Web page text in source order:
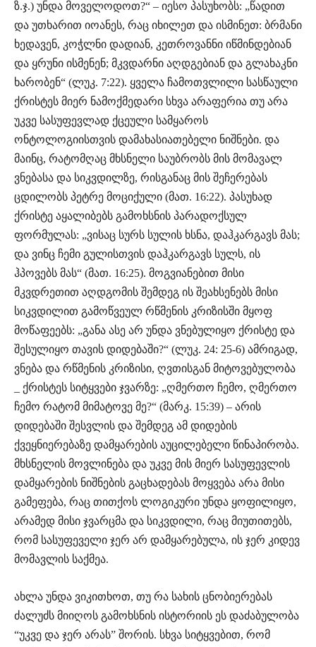
ზ.ჯ.) უნდა მოველოდოთ?“ – იესო პასუხობს: „წადით
და უთხარით იოანეს, რაც იხილეთ და ისმინეთ: ბრმანი
ხედავენ, კოჭლნი დადიან, კეთროვანნი იწმინდებიან
და ყრუნი ისმენენ; მკვდარნი აღდგებიან და გლახაკნი
ხარობენ“ (ლუკ. 7:22). ყველა ჩამოთვლილი სასწაული
ქრისტეს მიერ ნამოქმედარი სხვა არაფერია თუ არა
უკვე სასუფევლად ქცეული სამყაროს
ონტოლოგიისთვის დამახასიათებელი ნიშნები. და
მაინც, რატომღაც მხსნელი საუბრობს მის მომავალ
ვნებასა და სიკვდილზე, რისგანაც მის შეჩერებას
ცდილობს პეტრე მოციქული (მათ. 16:22). პასუხად
ქრისტე აყალიბებს გამოხსნის პარადოქსულ
ფორმულას: „ვისაც სურს სულის ხსნა, დაჰკარგავს მას;
და ვინც ჩემი გულისთვის დაჰკარგავს სულს, ის
ჰპოვებს მას“ (მათ. 16:25). მოგვიანებით მისი
მკვდრეთით აღდგომის შემდეგ ის შეახსენებს მისი
სიკვდილით გამოწვეულ რწმენის კრიზისში მყოფ
მოწაფეებს: „განა ასე არ უნდა ვნებულიყო ქრისტე და
შესულიყო თავის დიდებაში?“ (ლუკ. 24: 25-6) ამრიგად,
ვნება და რწმენის კრიზისი, ღვთისგან მიტოვებულობა
_ ქრისტეს სიტყვები ჯვარზე: „ღმერთო ჩემო, ღმერთო
ჩემო რატომ მიმატოვე მე?“ (მარკ. 15:39) – არის
დიდებაში შესვლის და შემდეგ ამ დიდების
ქვეყნიერებაზე დამყარების აუცილებელი წინაპირობა.
მხსნელის მოვლინება და უკვე მის მიერ სასუფევლის
დამყარების ნიშნების გაცხადებას მოყვება არა მისი
გამეფება, რაც თითქოს ლოგიკური უნდა ყოფილიყო,
არამედ მისი ჯვარცმა და სიკვდილი, რაც მიუთითებს,
რომ სასუფეველი ჯერ არ დამყარებულა, ის ჯერ კიდევ
მომავლის საქმეა.
ახლა უნდა ვიკითხოთ, თუ რა სახის ცნობიერებას
ძალუძს მიიღოს გამოხსნის ისტორიის ეს დაძაბულობა
“უკვე და ჯერ არას” შორის. სხვა სიტყვებით, რომ